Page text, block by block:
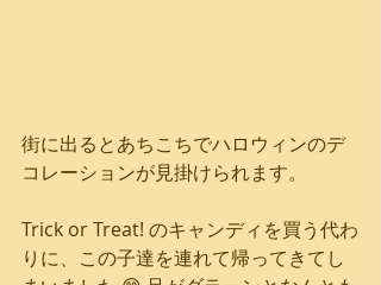
街に出るとあちこちでハロウィンのデ
コレーションが見掛けられます。
Trick or Treat! のキャンディを買う代わ
りに、この子達を連れて帰ってきてし